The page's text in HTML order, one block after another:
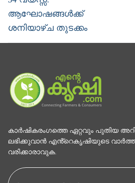
ആഘോഷങ്ങള്‍ക്ക്
ശനിയാഴ്ച തുടക്കം
കാര്‍ഷികരംഗത്തെ ഏറ്റവും പുതിയ
ലഭിക്കുവാന്‍ എൻ്റെകൃഷിയുടെ
വരിക്കാരാവുക.